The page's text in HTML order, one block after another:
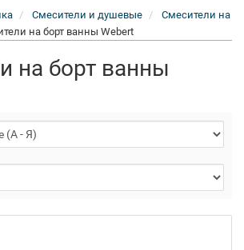
Смесители и душевые
Смесители на
на борт ванны Webert
на борт ванны